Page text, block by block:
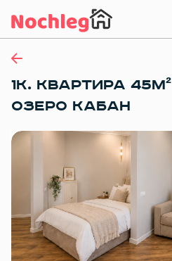
1К. КВАРТИРА
ОЗЕРО КАБАН